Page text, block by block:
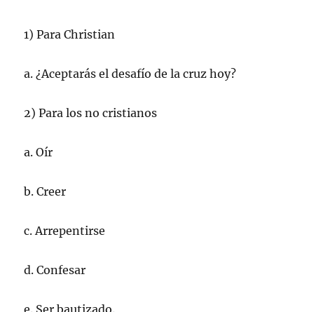
1) Para Christian
a. ¿Aceptarás el desafío de la cruz hoy?
2) Para los no cristianos
a. Oír
b. Creer
c. Arrepentirse
d. Confesar
e. Ser bautizado.